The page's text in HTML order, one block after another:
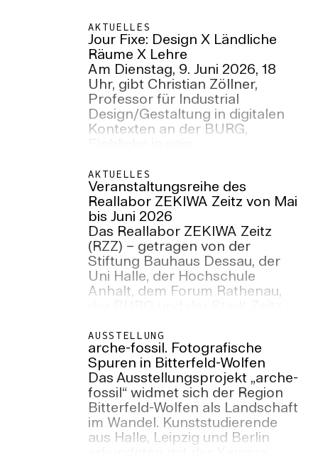
AKTUELLES
Jour Fixe: Design X Ländliche
Räume X Lehre
Am Dienstag, 9. Juni 2026, 18
Uhr, gibt Christian Zöllner,
Professor für Industrial
Design/Gestaltung in digitalen
Kontexten an der BURG,
Forschungssemester im
Sommer 2024. Ort: Raum
103/104, Villa, Neuwerk 7,
Campus Design
AKTUELLES
Veranstaltungsreihe des
Reallabor ZEKIWA Zeitz von Mai
bis Juni 2026
Das Reallabor ZEKIWA Zeitz
(RZZ) – getragen von der
Stiftung Bauhaus Dessau, der
Uni Halle, der Hochschule
Anhalt, dem Forum Rathenau,
2026 zu drei Veranstaltungen
auf das ZEKIWA-Areal ein.
AUSSTELLUNG
arche-fossil. Fotografische
Spuren in Bitterfeld-Wolfen
Das Ausstellungsprojekt „arche-
fossil“ widmet sich der Region
Bitterfeld-Wolfen als Landschaft
im Wandel. Kunststudierende
aus Halle, Leipzig und Berlin